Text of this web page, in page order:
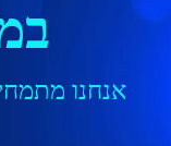
אנחנו